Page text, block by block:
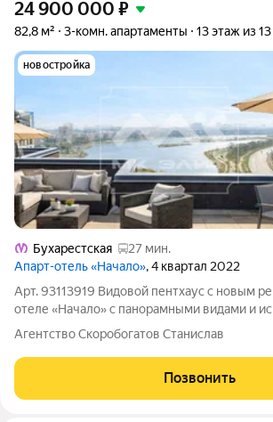
24 900 000 ₽
82,8 м² 3-комн. апартаменты 13 этаж из 13
новостройка
Бухарестская
27 мин.
Апарт-отель «Начало», 4 квартал 2022
Арт. 93113919 Видовой пентхаус с новым
отеле «Начало» с панорамными видами и
комфортом. Пентхаус идеально подойдет
использования, так и для личного
Двухуровневый пентхаус находится на
Агентство Скоробогатов Станислав
Позвонить